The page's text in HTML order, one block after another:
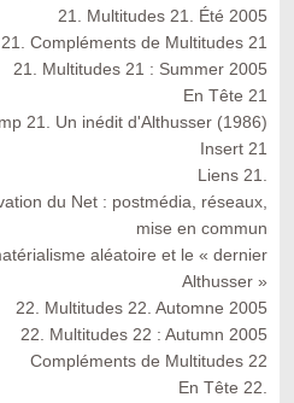
21. Multitudes 21. Été 2005
21. Compléments de Multitudes 21
21. Multitudes 21 : Summer 2005
En Tête 21
21. Un inédit d'Althusser (1986)
Insert 21
Liens 21.
du Net : postmédia, réseaux,
mise en commun
aléatoire et le « dernier
Althusser »
22. Multitudes 22. Automne 2005
22. Multitudes 22 : Autumn 2005
Compléments de Multitudes 22
En Tête 22.